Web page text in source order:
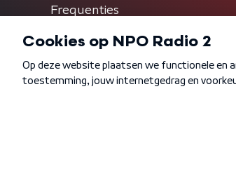
Frequenties
Algemene voorwaarden Privacybeleid